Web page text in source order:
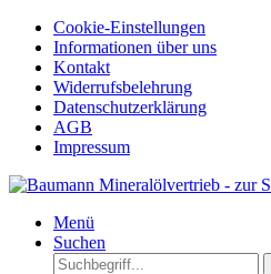
Cookie-Einstellungen
Informationen über uns
Kontakt
Widerrufsbelehrung
Datenschutzerklärung
AGB
Impressum
Menü
Suchen